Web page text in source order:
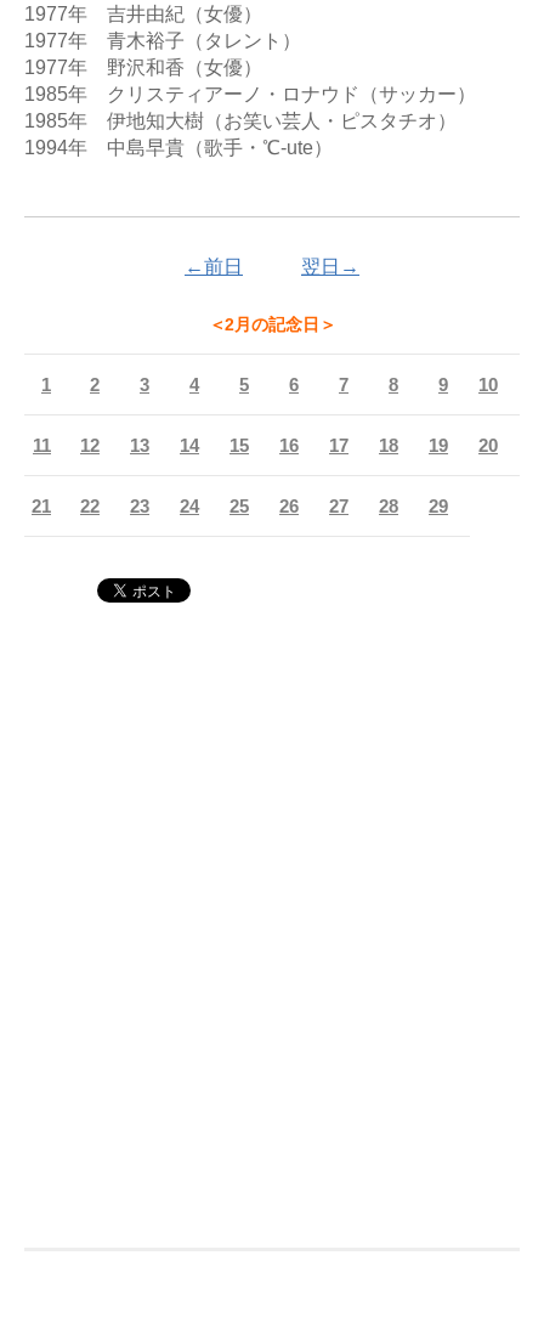
1977年　吉井由紀（女優）
1977年　青木裕子（タレント）
1977年　野沢和香（女優）
1985年　クリスティアーノ・ロナウド（サッカー）
1985年　伊地知大樹（お笑い芸人・ピスタチオ）
1994年　中島早貴（歌手・℃-ute）
←前日 翌日→
＜2月の記念日＞
1 2 3 4 5 6 7 8 9 10
11 12 13 14 15 16 17 18 19 20
21 22 23 24 25 26 27 28 29